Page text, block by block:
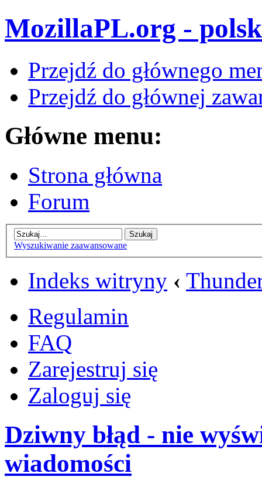
MozillaPL.org -
Przejdź do głównego
Przejdź do głównej
Główne menu:
Strona główna
Forum
Wyszukiwanie zaawansowane
Indeks witryny ‹
Regulamin
FAQ
Zarejestruj się
Zaloguj się
Dziwny błąd - nie
wiadomości